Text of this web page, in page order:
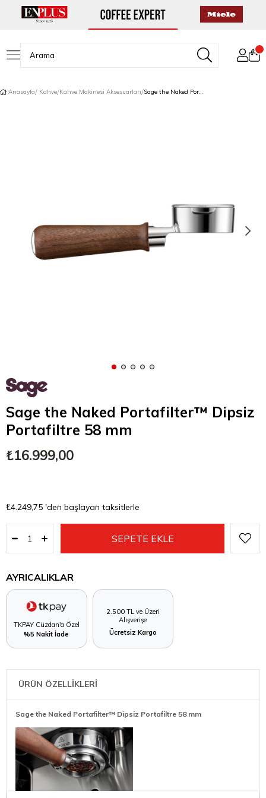
Anasayfa Kahve Kahve Makinesi Aksesuarları Sage the Naked Portafilter™ Dipsiz Portafiltre 58 mm
Sage the Naked Portafilter™ Dipsiz
Portafiltre 58 mm
₺16.999,00
₺4.249,75 'den başlayan taksitlerle
AYRICALIKLAR
TKPAY Cüzdan'a Özel
%5 Nakit İade
2.500 TL ve Üzeri
Alışverişe
Ücretsiz Kargo
ÜRÜN ÖZELLİKLERİ
Sage the Naked Portafilter™ Dipsiz Portafiltre 58 mm